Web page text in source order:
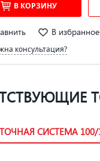
В КОРЗИНУ
В избранное
консультация?
СИСТЕМА 100/